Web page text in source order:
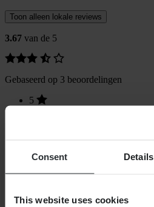
Consent Details
This website uses cookies
Toon alleen lokale reviews
3.67 van de 5
Gebaseerd op 3 beoordelingen
5
0
0
1